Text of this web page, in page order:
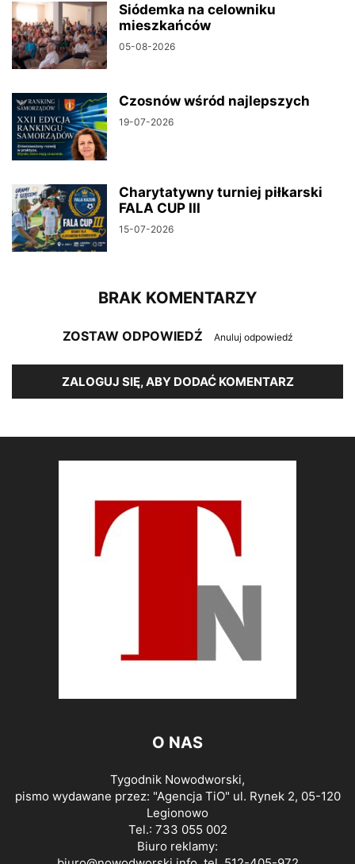
Siódemka na celowniku
mieszkańców
05-08-2026
Czosnów wśród najlepszych
19-07-2026
Charytatywny turniej piłkarski
FALA CUP III
15-07-2026
BRAK KOMENTARZY
ZOSTAW ODPOWIEDŹ Anuluj odpowiedź
ZALOGUJ SIĘ, ABY DODAĆ KOMENTARZ
O NAS
Tygodnik Nowodworski,
pismo wydawane przez: "Agencja TiO" ul. Rynek 2, 05-120
Legionowo
Tel.: 733 055 002
Biuro reklamy: